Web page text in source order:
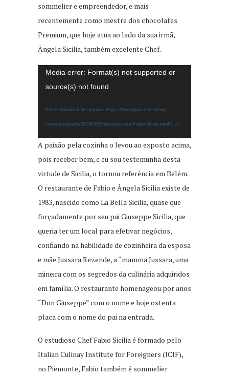
sommelier e empreendedor, e mais
recentemente como mestre dos chocolates
Premium, que hoje atua ao lado da sua irmã,
Ângela Sicilia, também excelente Chef.
Tocador
Media error: Format(s) not supported or
source(s) not found
Fazer download do arquivo: https://divinoguia.com.br/wp-
content/uploads/2019/06/Entrevista-com-Fabio-Sicilia.mp4?_=1
A paixão pela cozinha o levou ao exposto acima,
pois receber bem, e eu sou testemunha desta
virtude de Sicilia, o tornou referência em Belém.
O restaurante de Fabio e Ângela Sicilia existe de
1983, nascido como La Bella Sicilia, quase que
forçadamente por seu pai Giuseppe Sicilia, que
queria ter um local para efetivar negócios,
confiando na habilidade de cozinheira da esposa
e mãe Jussara Rezende, a “mamma Jussara, uma
mineira com os segredos da culinária adquiridos
em família. O restaurante homenageou por anos
“Don Giuseppe” com o nome e hoje ostenta
placa com o nome do pai na entrada.
O estudioso Chef Fabio Sicilia é formado pelo
Italian Culinay Institute for Foreigners (ICIF),
no Piemonte, Fabio também é sommelier